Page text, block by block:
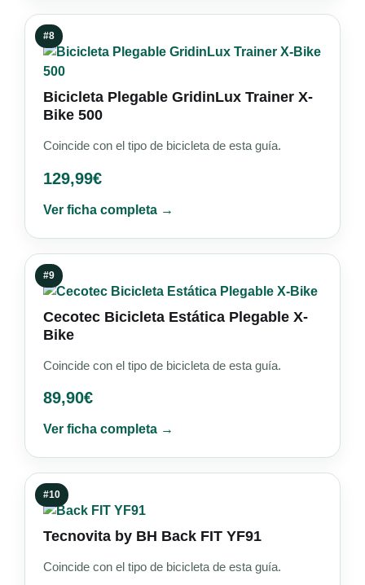
#8
Bicicleta Plegable GridinLux Trainer X-
Bike 500
Coincide con el tipo de bicicleta de esta guía.
129,99€
Ver ficha completa →
#9
Cecotec Bicicleta Estática Plegable X-
Bike
Coincide con el tipo de bicicleta de esta guía.
89,90€
Ver ficha completa →
#10
Tecnovita by BH Back FIT YF91
Coincide con el tipo de bicicleta de esta guía.